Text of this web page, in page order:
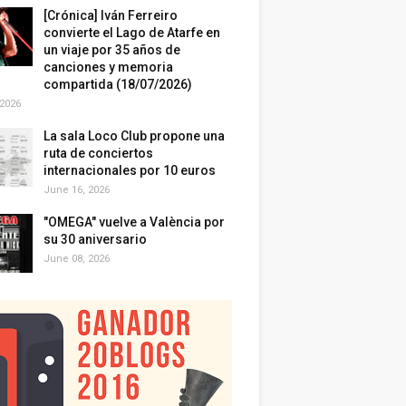
[Crónica] Iván Ferreiro
convierte el Lago de Atarfe en
un viaje por 35 años de
canciones y memoria
compartida (18/07/2026)
La sala Loco Club propone una
ruta de conciertos
internacionales por 10 euros
June 16, 2026
"OMEGA" vuelve a València por
su 30 aniversario
June 08, 2026